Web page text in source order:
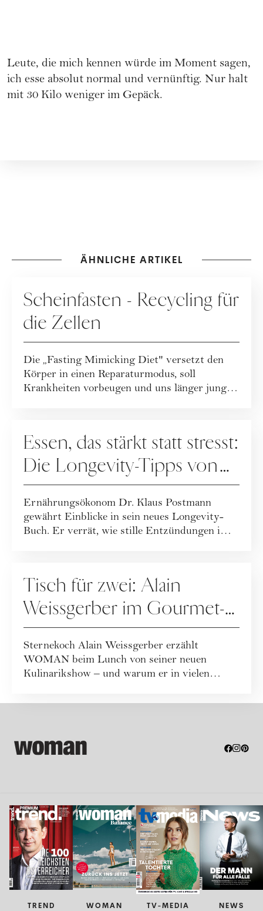
Leute, die mich kennen würde im Moment sagen,
ich esse absolut normal und vernünftig. Nur halt
mit 30 Kilo weniger im Gepäck.
ÄHNLICHE ARTIKEL
Scheinfasten - Recycling für
die Zellen
Die „Fasting Mimicking Diet" versetzt den
Körper in einen Reparaturmodus, soll
Krankheiten vorbeugen und uns länger jung
Essen, das stärkt statt stresst:
Die Longevity-Tipps von
Dr. Klaus Postmann
Ernährungsökonom Dr. Klaus Postmann
gewährt Einblicke in sein neues Longevity-
Buch. Er verrät, wie stille Entzündungen im
Tisch für zwei: Alain
Weissgerber im Gourmet-
Talk
Sternekoch Alain Weissgerber erzählt
WOMAN beim Lunch von seiner neuen
Kulinarikshow – und warum er in vielen
TREND WOMAN TV-MEDIA NEWS